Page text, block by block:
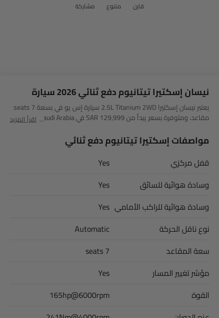
قارن متنوع مشاركة
نيسان إسكتيرا تيتانيوم دفع ثنائي 2026 سيارة
يعتبر نيسان إسكتيرا 2.5L Titanium 2WD سيارة إس يو في بسعة 7 seats
مقاعد، ومتوفرة بسعر يبدأ من SAR 129,999 في Saudi Arabia. يبلغ
GLA 45 S 4MATIC Plus.
اقرأ المزيد
مواصفات إسكتيرا تيتانيوم دفع ثنائي
قفل مركزي
Yes
وسادة هوائية للسائق
Yes
وسادة هوائية للراكب الأمامي Yes
نوع ناقل الحركة
Automatic
سعة المقاعد
7 seats
مؤشر تغيير المسار
Yes
القوة
165hp@6000rpm